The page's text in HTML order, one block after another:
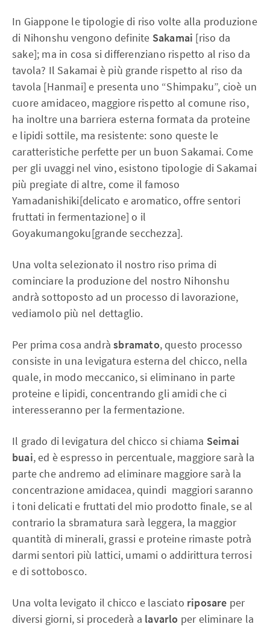
In Giappone le tipologie di riso volte alla produzione
di Nihonshu vengono definite Sakamai [riso da
sake]; ma in cosa si differenziano rispetto al riso da
tavola? Il Sakamai è più grande rispetto al riso da
tavola [Hanmai] e presenta uno “Shimpaku”, cioè un
cuore amidaceo, maggiore rispetto al comune riso,
ha inoltre una barriera esterna formata da proteine
e lipidi sottile, ma resistente: sono queste le
caratteristiche perfette per un buon Sakamai. Come
per gli uvaggi nel vino, esistono tipologie di Sakamai
più pregiate di altre, come il famoso
Yamadanishiki[delicato e aromatico, offre sentori
fruttati in fermentazione] o il
Goyakumangoku[grande secchezza].
Una volta selezionato il nostro riso prima di
cominciare la produzione del nostro Nihonshu
andrà sottoposto ad un processo di lavorazione,
vediamolo più nel dettaglio.
Per prima cosa andràsbramato, questo processo
consiste in una levigatura esterna del chicco, nella
quale, in modo meccanico, si eliminano in parte
proteine e lipidi, concentrando gli amidi che ci
interesseranno per la fermentazione.
Il grado di levigatura del chicco si chiama Seimai
buai, ed è espresso in percentuale, maggiore sarà la
parte che andremo ad eliminare maggiore sarà la
concentrazione amidacea, quindi maggiori saranno
i toni delicati e fruttati del mio prodotto finale, se al
contrario la sbramatura sarà leggera, la maggior
quantità di minerali, grassi e proteine rimaste potrà
darmi sentori più lattici, umami o addirittura terrosi
e di sottobosco.
Una volta levigato il chicco e lasciato riposare per
diversi giorni, si procederà a lavarlo per eliminare la